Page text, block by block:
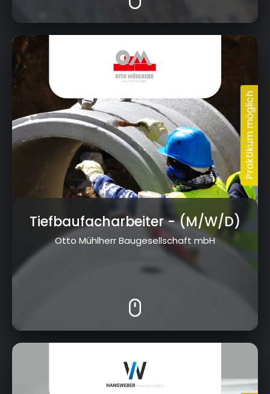
Hauptstraße 13, 96328 Küps
Tiefbaufacharbeiter- (M/W/D)
Otto Mühlherr Baugesellschaft mbH
Bamberger Straße 20, 96317 Kronach